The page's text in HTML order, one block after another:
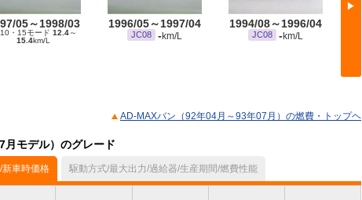
▶
05～1998/03
・15モード 12.4～
15.4km/L
1996/05～1997/04
JC08 - km/L
1994/08～1996/04
JC08 - km/L
AD-MAXバン（92年04月～93年07月）の燃費・トップヘ
モデル）のグレード
車時価格 駆動方式/最大出力/過給器/生産期間/燃費性能